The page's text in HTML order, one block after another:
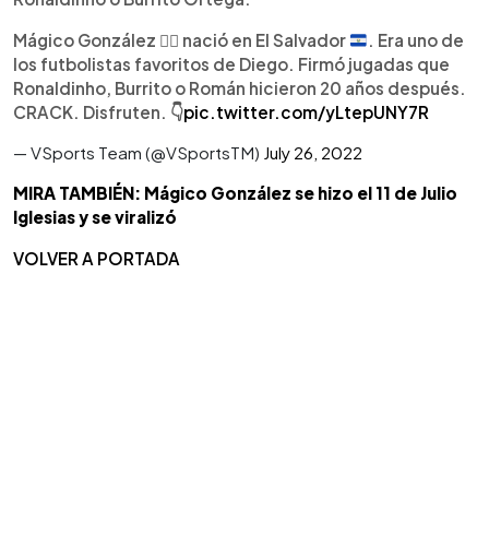
Mágico González 🧙‍♂️ nació en El Salvador
. Era uno de
los futbolistas favoritos de Diego. Firmó jugadas que
Ronaldinho, Burrito o Román hicieron 20 años después.
CRACK. Disfruten. 👇pic.twitter.com/yLtepUNY7R
— VSports Team (@VSportsTM) July 26, 2022
MIRA TAMBIÉN: Mágico González se hizo el 11 de Julio
Iglesias y se viralizó
VOLVER A PORTADA